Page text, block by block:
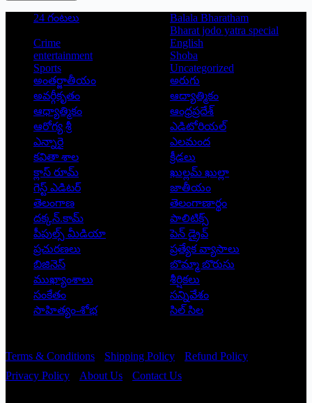
24 గంటలు
Balala Bharatham
Bharat jodo yatra special
Crime
English
entertainment
Shoba
Sports
Uncategorized
అంతర్జాతీయం
అరుగు
అవర్గీకృతం
ఆద్యాత్మికం
ఆధ్యాత్మికం
ఆంధ్రప్రదేశ్
ఆరోగ్య శ్రీ
ఎడిటోరియల్
ఎన్నారై
ఎలమంద
కవితా శాల
క్రీడలు
క్లాస్ రూమ్
ఖుల్లమ్ ఖుల్లా
గెస్ట్ ఎడిటర్
జాతీయం
తెలంగాణ
తెలంగాణార్థం
దక్కన్.కామ్
పాలిటిక్స్
పీపుల్స్ ‌మీడియా
పెన్ డ్రైవ్
ప్రచురణలు
ప్రత్యేక వ్యాసాలు
బిజినెస్
బొమ్మా బొరుసు
ముఖ్యాంశాలు
శీర్షికలు
సంకేతం
సన్నివేశం
సాహిత్యం-శోభ
సిల్ సిల
Terms & Conditions Shipping Policy
Refund Policy
Privacy Policy
About Us Contact Us